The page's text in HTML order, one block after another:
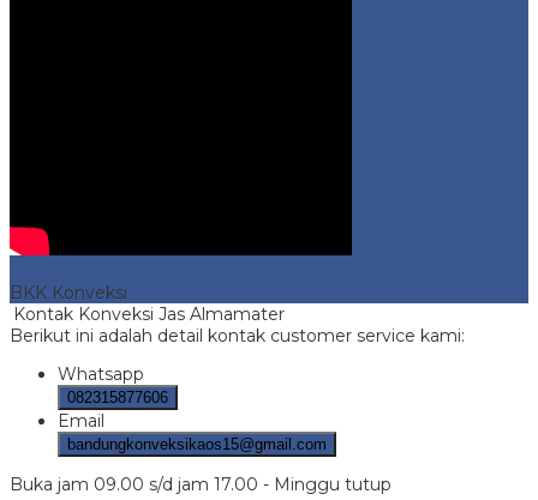
BKK Konveksi
Kontak Konveksi Jas Almamater
Berikut ini adalah detail kontak customer service kami:
Whatsapp
082315877606
Email
bandungkonveksikaos15@gmail.com
Buka jam 09.00 s/d jam 17.00 - Minggu tutup